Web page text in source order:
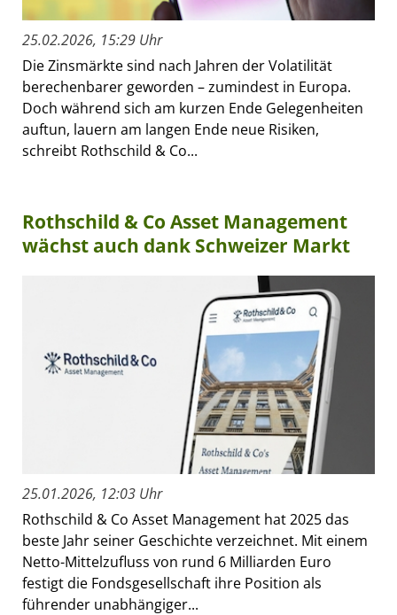
25.02.2026, 15:29 Uhr
Die Zinsmärkte sind nach Jahren der Volatilität
berechenbarer geworden – zumindest in Europa.
Doch während sich am kurzen Ende Gelegenheiten
auftun, lauern am langen Ende neue Risiken,
schreibt Rothschild & Co...
Rothschild & Co Asset Management
wächst auch dank Schweizer Markt
25.01.2026, 12:03 Uhr
Rothschild & Co Asset Management hat 2025 das
beste Jahr seiner Geschichte verzeichnet. Mit einem
Netto-Mittelzufluss von rund 6 Milliarden Euro
festigt die Fondsgesellschaft ihre Position als
führender unabhängiger...